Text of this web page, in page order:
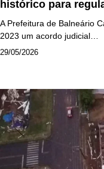
histórico para
A Prefeitura de Balneário
2023 um acordo judicial…
29/05/2026